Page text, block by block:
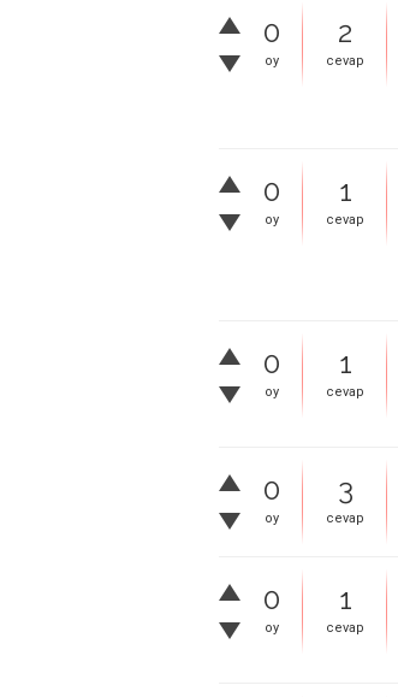
0
oy
2
cevap
0
oy
1
cevap
0
oy
1
cevap
0
oy
3
cevap
0
oy
1
cevap